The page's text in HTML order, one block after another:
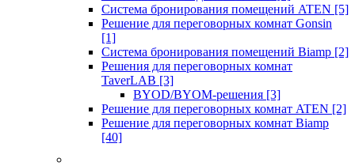
Система бронирования помещений ATEN [5]
Решение для переговорных комнат Gonsin
[1]
Система бронирования помещений Biamp [2]
Решения для переговорных комнат
TaverLAB [3]
BYOD/BYOM-решения [3]
Решение для переговорных комнат ATEN [2]
Решение для переговорных комнат Biamp
[40]